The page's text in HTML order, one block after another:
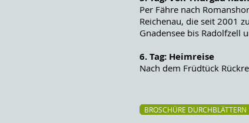
Per Fähre nach
Reichenau, die seit 2001
Gnadensee bis Radolfzell
6. Tag: Heimreise
Nach dem Früdtück
BROSCHÜRE DURCHBLÄTTERN